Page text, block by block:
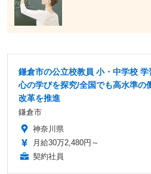
鎌倉市の公立校教員 小・中学校 学
心の学びを探究/全国でも高水準の
改革を推進
鎌倉市
神奈川県
月給30万2,480円～
契約社員